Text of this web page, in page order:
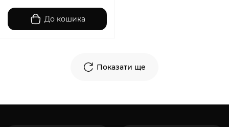
До кошика
Показати ще